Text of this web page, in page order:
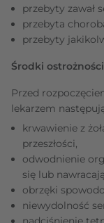
przebyty zawał
przebyta
przebyty
Środki
Przed
lekarzem
krwawienie z
przeszłości,
odwodnienie
się lub
obrzęki
niewydolność